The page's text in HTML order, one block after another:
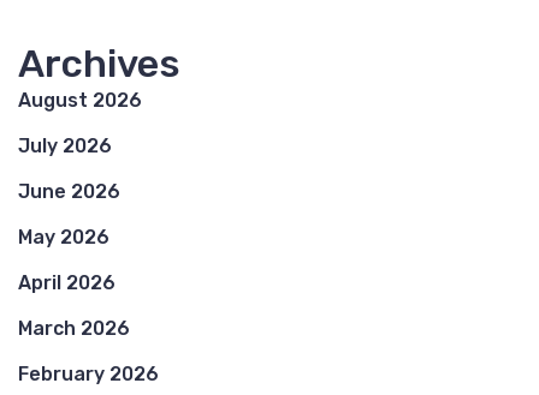
Archives
August 2026
July 2026
June 2026
May 2026
April 2026
March 2026
February 2026